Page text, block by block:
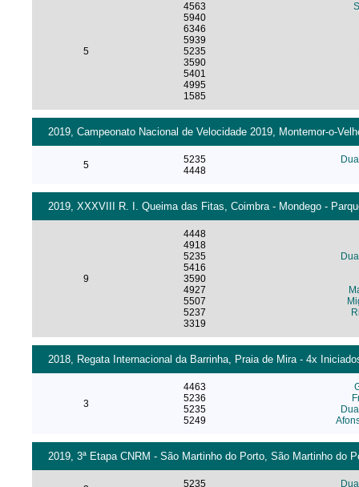
5
4563
5940
6346
5939
5235
3590
5401
4995
1585
2019, Campeonato Nacional de Velocidade 2019, Montemor-o-
5
5235
4448
2019, XXXVIII R. I. Queima das Fitas, Coimbra - Mondego -
9
4448
4918
5235
5416
3590
4927
5507
5237
3319
2018, Regata Internacional da Barrinha, Praia de Mira - 4x
3
4463
5236
5235
5249
2019, 3ª Etapa CNRM - São Martinho do Porto, São Martinho do
5235